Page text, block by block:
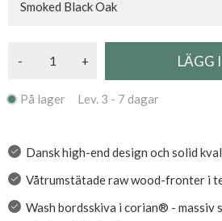
rundade hörn vilket gör diskbänken
rengöringsmedel.
Smoked Black Oak
- +
På lager Lev. 3 - 7 dagar
Dansk high-end design och solid
Våtrumstätade raw wood-fronter i
Wash bordsskiva i corian® - massiv